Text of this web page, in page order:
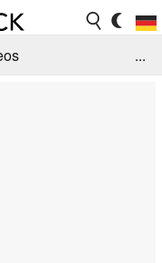
...